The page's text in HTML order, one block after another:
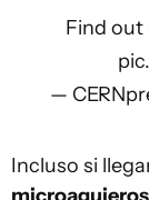
Find out
—
Incluso si